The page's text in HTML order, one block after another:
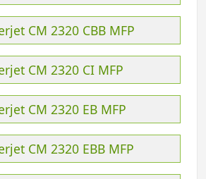
CM 2320 CBB MFP
CM 2320 CI MFP
CM 2320 EB MFP
CM 2320 EBB MFP